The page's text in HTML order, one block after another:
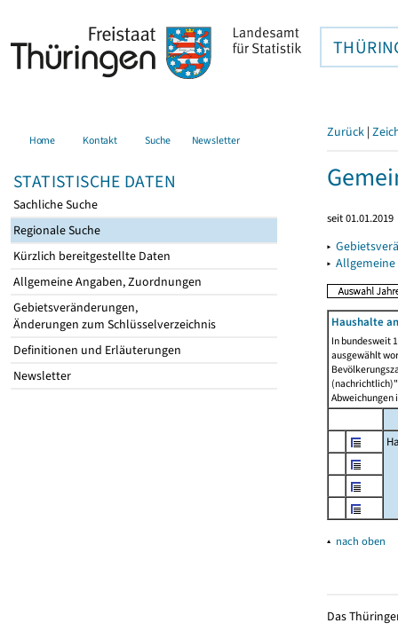
Home Kontakt Suche Newsletter
STATISTISCHE DATEN
Sachliche Suche
Regionale Suche
Kürzlich bereitgestellte Daten
Allgemeine Angaben, Zuordnungen
Gebietsveränderungen,
Änderungen zum Schlüsselverzeichnis
Definitionen und Erläuterungen
Newsletter
Zurück |
seit 01.01.2019
▸
▸
Haushalte
In bundesweit
ausgewählt
Abweichungen
▴ nach oben
Das